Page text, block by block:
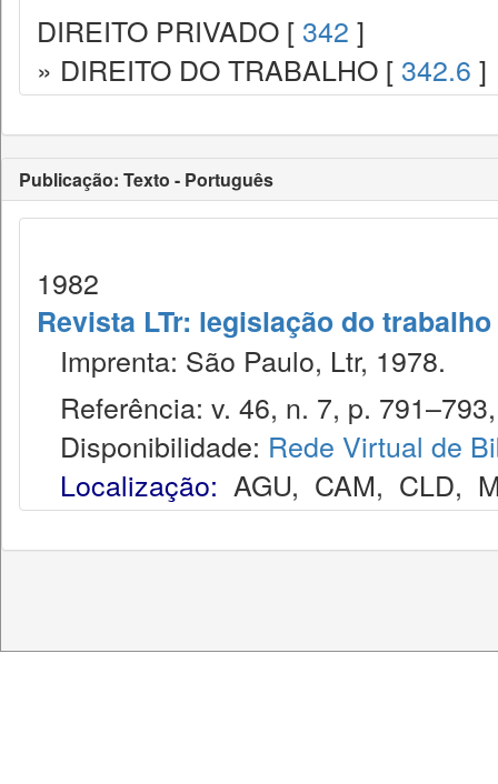
DIREITO PRIVADO [ 342 ]
» DIREITO DO TRABALHO [ 342.6 ]
Publicação: Texto - Português
1982
Revista LTr: legislação do trabalho
Imprenta: São Paulo, Ltr, 1978.
Referência: v. 46, n. 7, p.
Disponibilidade: Rede Virtual de
Localização: AGU, CAM, CLD,